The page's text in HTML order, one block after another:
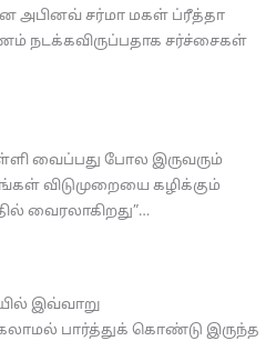
அபினவ் சர்மா மகள் ப்ரீத்தா
நடக்கவிருப்பதாக சர்ச்சைகள்
வைப்பது போல இருவரும்
விடுமுறையை கழிக்கும்
வைரலாகிறது”…
இவ்வாறு
பார்த்துக் கொண்டு இருந்த